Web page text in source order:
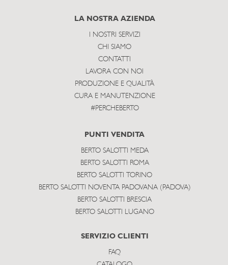
subscribe
LA NOSTRA AZIENDA
I NOSTRI SERVIZI
CHI SIAMO
CONTATTI
LAVORA CON NOI
PRODUZIONE E QUALITÀ
CURA E MANUTENZIONE
#PERCHEBERTO
PUNTI VENDITA
BERTO SALOTTI MEDA
BERTO SALOTTI ROMA
BERTO SALOTTI TORINO
BERTO SALOTTI NOVENTA PADOVANA (PADOVA)
BERTO SALOTTI BRESCIA
BERTO SALOTTI LUGANO
SERVIZIO CLIENTI
FAQ